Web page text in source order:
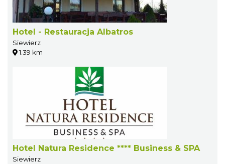
Hotel - Restauracja Albatros
Siewierz
1.39 km
Hotel Natura Residence **** Business & SPA
Siewierz